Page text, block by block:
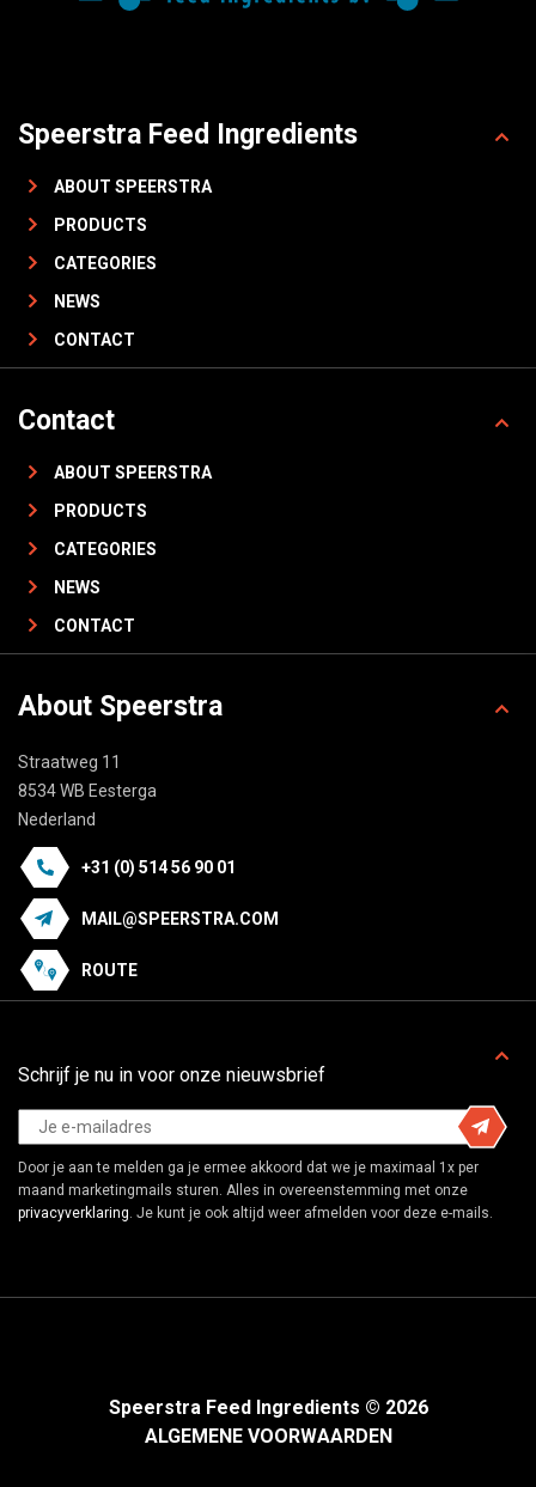
Speerstra Feed Ingredients
ABOUT SPEERSTRA
PRODUCTS
CATEGORIES
NEWS
CONTACT
Contact
ABOUT SPEERSTRA
PRODUCTS
CATEGORIES
NEWS
CONTACT
About Speerstra
Straatweg 11
8534 WB Eesterga
Nederland
+31 (0) 514 56 90 01
MAIL@SPEERSTRA.COM
ROUTE
Schrijf je nu in voor onze nieuwsbrief
Door je aan te melden ga je ermee akkoord dat we je maximaal 1x per
maand marketingmails sturen. Alles in overeenstemming met onze
privacyverklaring . Je kunt je ook altijd weer afmelden voor deze e-mails.
Speerstra Feed Ingredients © 2026
ALGEMENE VOORWAARDEN